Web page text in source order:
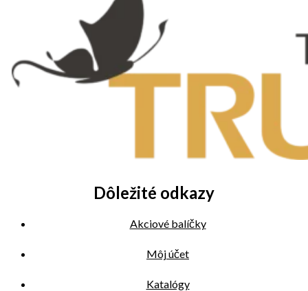
Dôležité odkazy
Akciové balíčky
Môj účet
Katalógy